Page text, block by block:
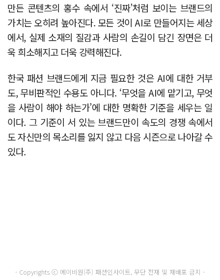
만든 콘텐츠의 홍수 속에서 ‘진짜’처럼 보이는 브랜드의
가치는 오히려 높아진다. 모든 것이 AI로 만들어지는 세상
에서, 실제 소재의 질감과 사람의 손길이 담긴 장면은 더
욱 희소해지고 더욱 강력해진다.
한국 패션 브랜드에게 지금 필요한 것은 AI에 대한 거부
도, 무비판적인 수용도 아니다. ‘무엇을 AI에 맡기고, 무엇
을 사람이 해야 하는가’에 대한 명확한 기준을 세우는 일
이다. 그 기준이 서 있는 브랜드만이 속도의 경쟁 속에서
도 자신만의 목소리를 잃지 않고 다음 시즌으로 나아갈 수
있다.
- Copyrights ⓒ 메이비원(주) 패션인사이트, 무단 전재 및 재배포 금지 -